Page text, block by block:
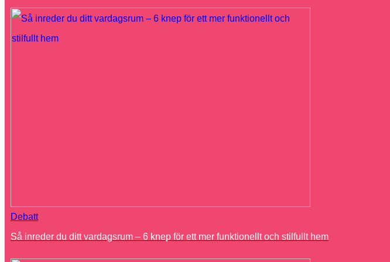
Debatt
Så inreder du ditt vardagsrum – 6 knep för ett mer funktionellt och stilfullt hem